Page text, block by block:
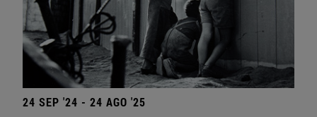
24 SEP '24 - 24 AGO '25